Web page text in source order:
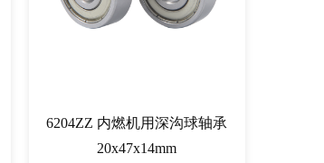
6204ZZ 内燃机用深沟球轴承
20x47x14mm